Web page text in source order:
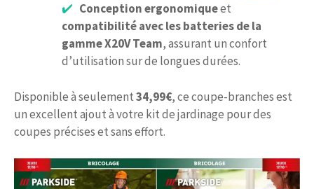
Conception ergonomiqueet
compatibilité avec les batteries de la
gamme X20V Team, assurant un confort
d’utilisation sur de longues durées.
Disponible à seulement34,99€, ce coupe-branches est
un excellent ajout à votre kit de jardinage pour des
coupes précises et sans effort.